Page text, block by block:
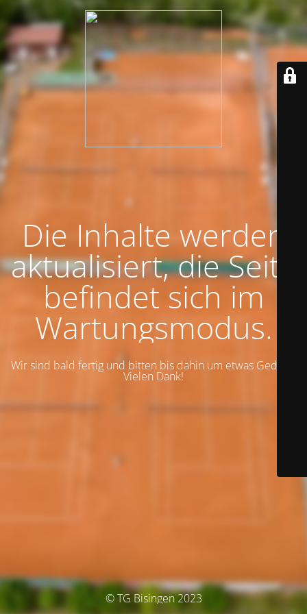
Die Inhalte werden
aktualisiert, die Seite
befindet sich im
Wartungsmodus.
Wir sind bald fertig und bitten bis dahin um etwas Geduld.
Vielen Dank!
© TG Bisingen 2023